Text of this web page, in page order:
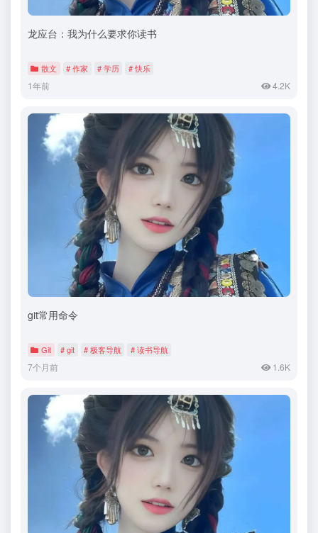
龙应台：我为什么要求你读书
散文 # 作家 # 学历 # 快乐
1年前 4.2K
git常用命令
Git # git # 极客导航 # 读书导航
7个月前 1.6K